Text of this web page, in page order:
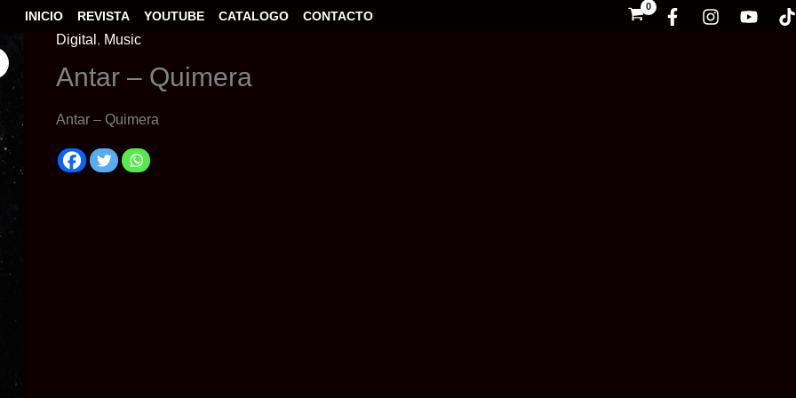
INICIO REVISTA YOUTUBE CATALOGO CONTACTO
Digital , Music
Antar – Quimera
Antar – Quimera